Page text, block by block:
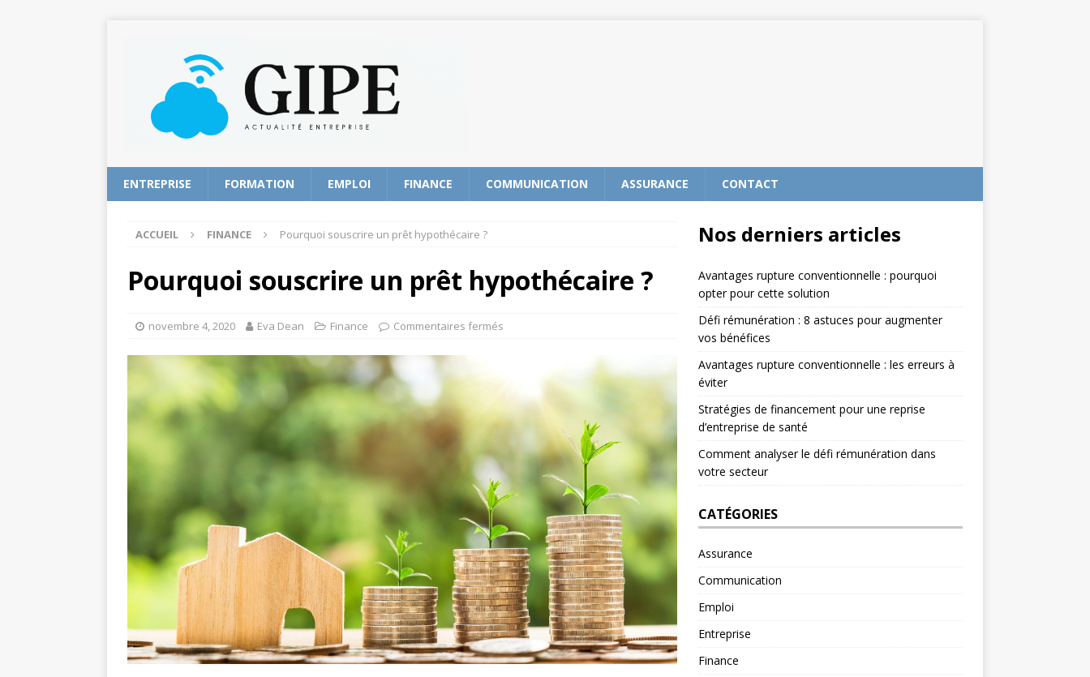
ENTREPRISE FORMATION EMPLOI FINANCE COMMUNICATION ASSURANCE CONTACT
ACCUEIL FINANCE Pourquoi souscrire un prêt hypothécaire ?
Pourquoi souscrire un prêt hypothécaire ?
novembre 4, 2020 Eva Dean Finance Commentaires fermés
Nos derniers articles
Avantages rupture conventionnelle : pourquoi
opter pour cette solution
Défi rémunération : 8 astuces pour augmenter
vos bénéfices
Avantages rupture conventionnelle : les erreurs à
éviter
Stratégies de financement pour une reprise
d’entreprise de santé
Comment analyser le défi rémunération dans
votre secteur
CATÉGORIES
Assurance
Communication
Emploi
Entreprise
Finance